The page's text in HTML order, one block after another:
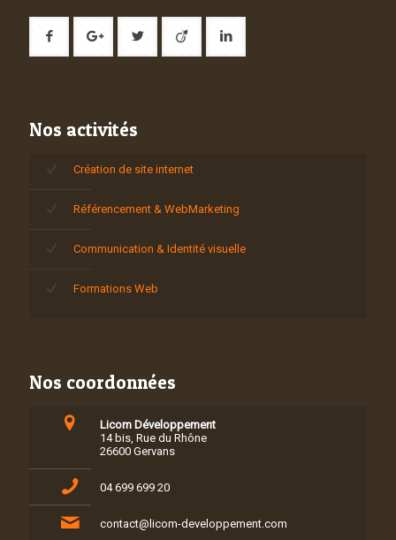
Nos activités
Création de site internet
Référencement & WebMarketing
Communication & Identité visuelle
Formations Web
Nos coordonnées
Licom Développement
14 bis, Rue du Rhône
26600 Gervans
04 699 699 20
contact@licom-developpement.com